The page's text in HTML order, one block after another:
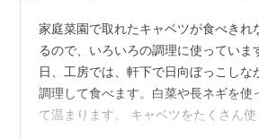
家庭菜園で取れたキャベツが食べきれ
るので、いろいろの調理に使っていま
日、工房では、軒下で日向ぼっこしな
調理して食べます。白菜や長ネギを使
て温まります。 キャベツをたくさん使